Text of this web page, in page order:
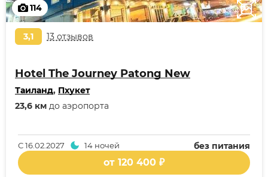
114
3,1 13 отзывов
Hotel The Journey Patong New
Таиланд, Пхукет
23,6 км до аэропорта
без питания
С16.02.2027 14 ночей
от 120 400 ₽